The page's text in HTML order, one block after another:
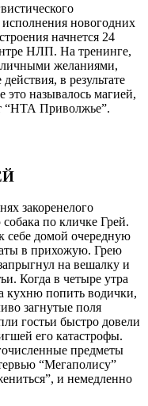
новогодних
начнется 24
НЛП. На тренинге,
желаниями,
в результате
это называлось магией,
“НТА Приволжье”.
закоренелого
собака по кличке Грей.
домой очередную
в прихожую. Грею
на вешалку и
Когда в четыре утра
кухню попить водички,
загнутые поля
гостьи быстро довели
его катастрофы.
предметы
“Мегаполису”
и немедленно